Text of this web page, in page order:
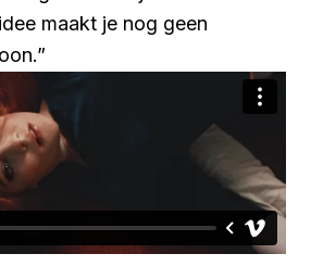
maakt je nog geen